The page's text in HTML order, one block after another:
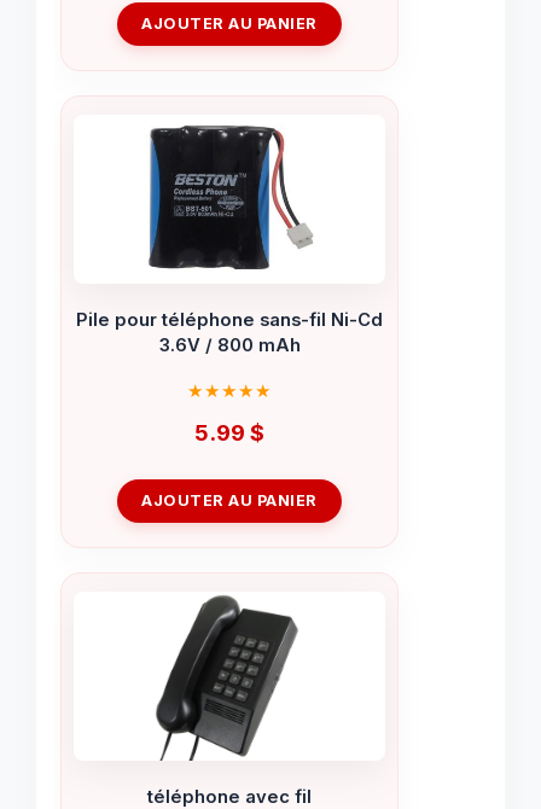
AJOUTER AU PANIER
Pile pour téléphone sans-fil Ni-Cd
3.6V / 800 mAh
5.99 $
AJOUTER AU PANIER
téléphone avec fil